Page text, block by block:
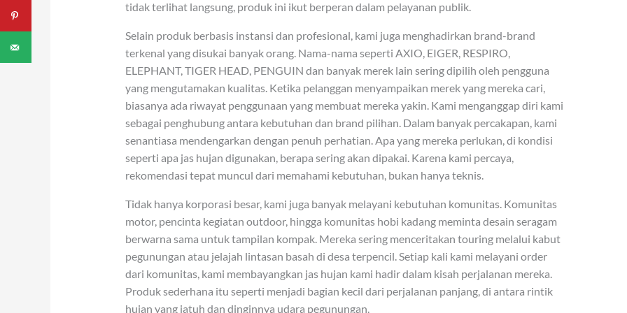
tidak terlihat langsung, produk ini ikut berperan dalam pelayanan publik.
Selain produk berbasis instansi dan profesional, kami juga menghadirkan brand-brand
terkenal yang disukai banyak orang. Nama-nama seperti AXIO, EIGER, RESPIRO,
ELEPHANT, TIGER HEAD, PENGUIN dan banyak merek lain sering dipilih oleh pengguna
yang mengutamakan kualitas. Ketika pelanggan menyampaikan merek yang mereka cari,
biasanya ada riwayat penggunaan yang membuat mereka yakin. Kami menganggap diri kami
sebagai penghubung antara kebutuhan dan brand pilihan. Dalam banyak percakapan, kami
senantiasa mendengarkan dengan penuh perhatian. Apa yang mereka perlukan, di kondisi
seperti apa jas hujan digunakan, berapa sering akan dipakai. Karena kami percaya,
rekomendasi tepat muncul dari memahami kebutuhan, bukan hanya teknis.
Tidak hanya korporasi besar, kami juga banyak melayani kebutuhan komunitas. Komunitas
motor, pencinta kegiatan outdoor, hingga komunitas hobi kadang meminta desain seragam
berwarna sama untuk tampilan kompak. Mereka sering menceritakan touring melalui kabut
pegunungan atau jelajah lintasan basah di desa terpencil. Setiap kali kami melayani order
dari komunitas, kami membayangkan jas hujan kami hadir dalam kisah perjalanan mereka.
Produk sederhana itu seperti menjadi bagian kecil dari perjalanan panjang, di antara rintik
hujan yang jatuh dan dinginnya udara pegunungan.